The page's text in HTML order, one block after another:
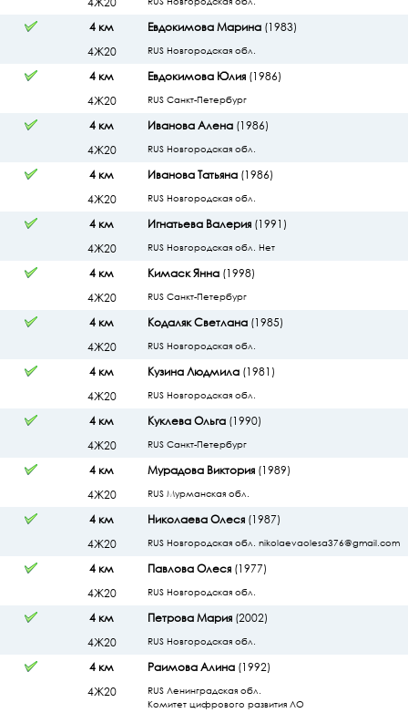
4 км
4Ж20
Евдокимова Марина(1983)
RUS Новгородская обл.
4 км
4Ж20
Евдокимова Юлия(1986)
RUS Санкт-Петербург
4 км
4Ж20
Иванова Алена(1986)
RUS Новгородская обл.
4 км
4Ж20
Иванова Татьяна(1986)
RUS Новгородская обл.
4 км
4Ж20
Игнатьева Валерия(1991)
RUS Новгородская обл. Нет
4 км
4Ж20
Кимаск Янна(1998)
RUS Санкт-Петербург
4 км
4Ж20
Кодаляк Светлана(1985)
RUS Новгородская обл.
4 км
4Ж20
Кузина Людмила(1981)
RUS Новгородская обл.
4 км
4Ж20
Куклева Ольга(1990)
RUS Санкт-Петербург
4 км
4Ж20
Мурадова Виктория(1989)
RUS Мурманская обл.
4 км
4Ж20
Николаева Олеся(1987)
RUS Новгородская обл. nikolaevaolesa376@gmail.com
4 км
4Ж20
Павлова Олеся(1977)
RUS Новгородская обл.
4 км
4Ж20
Петрова Мария(2002)
RUS Новгородская обл.
4 км
4Ж20
Раимова Алина(1992)
RUS Ленинградская обл.
Комитет цифрового развития ЛО